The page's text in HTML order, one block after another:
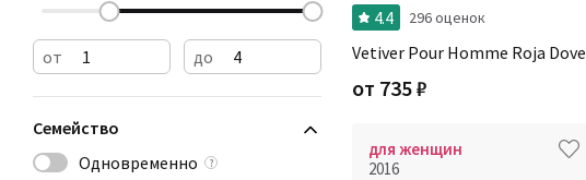
от до
Семейство
Одновременно
?
4.4 296 оценок
Vetiver Pour Homme Roja Dove
от 735₽
для женщин
2016